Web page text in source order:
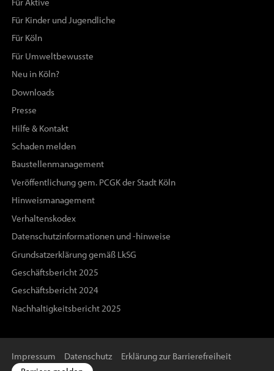
Für Aktive
Für Kinder und Jugendliche
Für Köln
Für Umweltbewusste
Neu in Köln?
Downloads
Presse
Hilfe & Kontakt
Schaden melden
Baustellenmanagement
Veröffentlichung gem. PCGK der Stadt Köln
Hinweismanagement
Verhaltenskodex
Datenschutzinformationen und -hinweise
Grundsatzerklärung gemäß LkSG
Geschäftsbericht 2025
Geschäftsbericht 2024
Nachhaltigkeitsbericht 2025
Impressum Datenschutz
Erklärung zur Barrierefreiheit